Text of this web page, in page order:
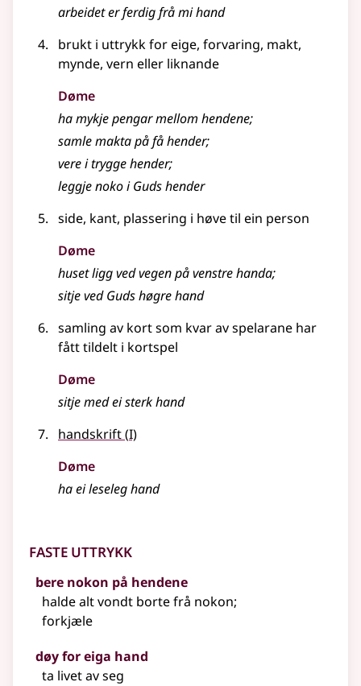
arbeidet er ferdig frå mi hand
brukt i uttrykkfor eige, forvaring, makt,
mynde, vern eller liknande
Døme
ha mykje pengar mellom hendene;
samle makta på få hender;
vere i trygge hender;
leggje noko i Guds hender
side, kant, plassering i høve til ein person
Døme
huset ligg ved vegen på venstre handa;
sitje ved Guds høgre hand
samling av kort som kvar av spelarane har
fått tildelt i kortspel
Døme
sitje med ei sterk hand
handskrift(1
I)
Døme
ha ei leseleg hand
Faste uttrykk
bere nokon på hendene
halde alt vondt borte frå nokon;
forkjæle
døy for eiga hand
ta livet av seg